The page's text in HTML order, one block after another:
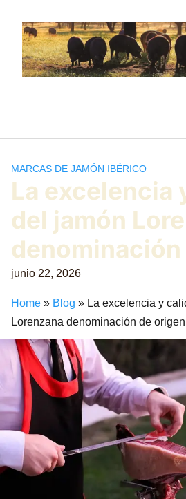
contenido
MARCAS DE JAMÓN IBÉRICO
La excelencia
del jamón
junio 22, 2026
Home » Blog » La excelencia y
Lorenzana denominación de origen